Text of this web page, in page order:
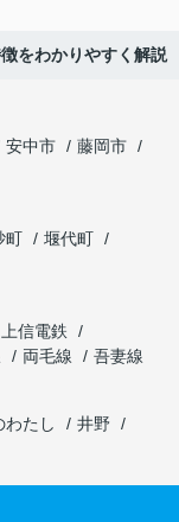
をわかりやすく解説
安中市
藤岡市
町
堰代町
上信電鉄
両毛線
吾妻線
わたし
井野